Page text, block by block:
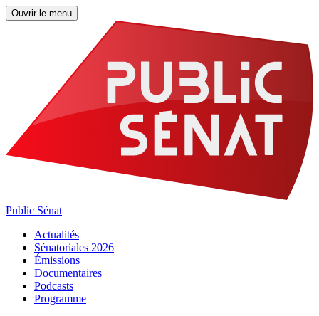
Ouvrir le menu
Public Sénat
Actualités
Sénatoriales 2026
Émissions
Documentaires
Podcasts
Programme